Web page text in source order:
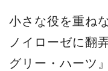
小さな役を重ね
ノイローゼに翻
グリー・ハーツ